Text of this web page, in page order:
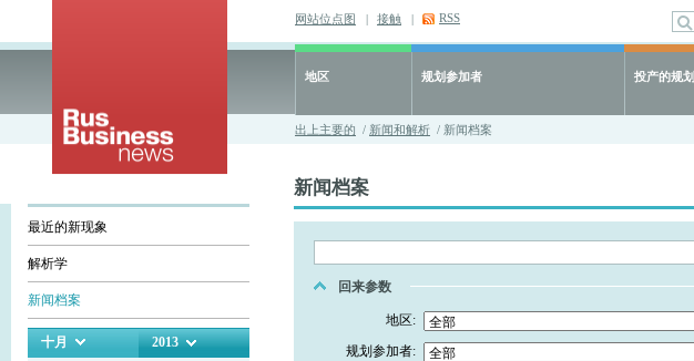
网站位点图 | 接触 | RSS
地区 规划参加者 投产的规划
出上主要的 / 新闻和解析 / 新闻档案
最近的新现象
解析学
新闻档案
十月 2013
新闻档案
回来参数
地区:
规划参加者: